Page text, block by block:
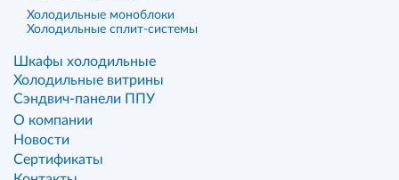
Холодильные моноблоки
Холодильные сплит-системы
Шкафы холодильные
Холодильные витрины
Сэндвич-панели ППУ
О компании
Новости
Сертификаты